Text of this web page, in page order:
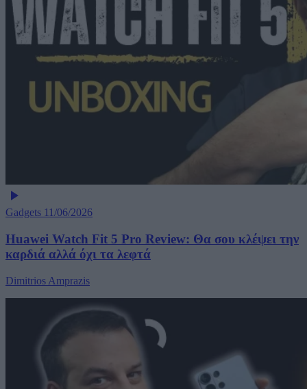
Gadgets 11/06/2026
Huawei Watch Fit 5 Pro Review: Θα σου κλέψει την
καρδιά αλλά όχι τα λεφτά
Dimitrios Amprazis